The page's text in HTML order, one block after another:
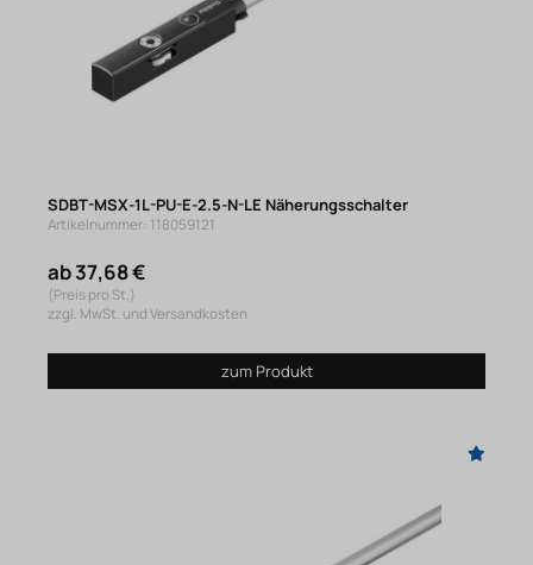
SDBT-MSX-1L-PU-E-2.5-N-LE Näherungsschalter
Artikelnummer: 118059121
ab 37,68 €
(Preis pro St.)
zzgl. MwSt. und Versandkosten
zum Produkt